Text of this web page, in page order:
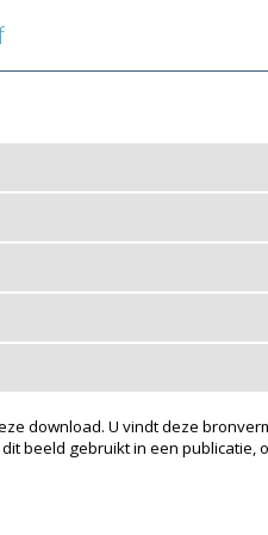
download. U vindt deze
beeld gebruikt in een